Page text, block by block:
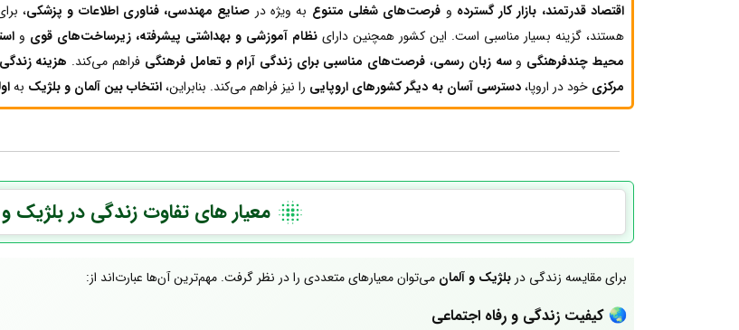
اقتصاد قدرتمند، بازار کار گسترده و فرصت‌های شغلی متنوع به ویژه در صنایع مهندسی، فناوری اطلاعات و پزشکی،
هستند، گزینه بسیار مناسبی است. این کشور همچنین دارای نظام آموزشی و بهداشتی پیشرفته، زیرساخت‌های قوی و
محیط چندفرهنگی وسه زبان رسمی، فرصت‌های مناسبی برای زندگی آرام و تعامل فرهنگی فراهم می‌کند. هزینه زندگی
مرکزی خود در اروپا،دسترسی آسان به دیگر کشورهای اروپایی را نیز فراهم می‌کند. بنابراین،انتخاب بین آلمان و بلژیک به
معیار های تفاوت زندگی در بلژیک و
برای مقایسه زندگی در بلژیک و آلمان می‌توان معیارهای متعددی را در نظر گرفت. مهم‌ترین آن‌ها عبارت‌اند از:
🌏 کیفیت زندگی و رفاه اجتماعی